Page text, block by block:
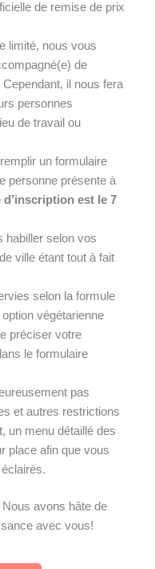
de remise de prix
limité, nous vous
de
Cependant, il nous fera
personnes
de travail ou
un formulaire
personne présente à
d’inscription est le 7
habiller selon vos
ville étant tout à fait
selon la formule
végétarienne
préciser votre
le formulaire
pas
et autres restrictions
un menu détaillé des
place afin que vous
Nous avons hâte de
avec vous!